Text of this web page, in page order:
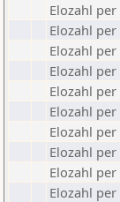
Elozahl per
Elozahl per
Elozahl per
Elozahl per
Elozahl per
Elozahl per
Elozahl per
Elozahl per
Elozahl per
Elozahl per